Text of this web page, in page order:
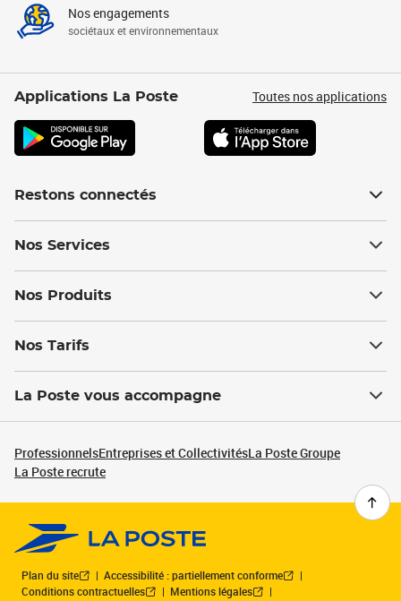
Nos engagements
sociétaux et environnementaux
Applications La Poste Toutes nos applications
Restons connectés
Nos Services
Nos Produits
Nos Tarifs
La Poste vous accompagne
ProfessionnelsEntreprises et CollectivitésLa Poste Groupe
La Poste recrute
Plan du site
Accessibilité : partiellement conforme
Conditions contractuelles
Mentions légales